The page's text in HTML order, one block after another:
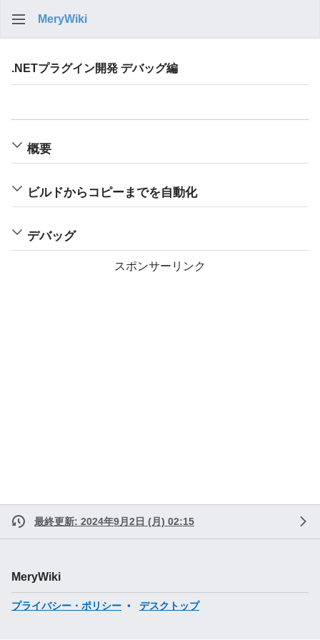
MeryWiki
.NETプラグイン開発 デバッグ編
概要
ビルドからコピーまでを自動化
デバッグ
スポンサーリンク
最終更新: 2024年9月2日 (月) 02:15
MeryWiki
プライバシー・ポリシー デスクトップ